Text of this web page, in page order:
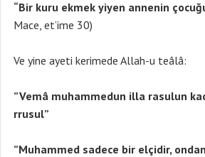
“Bir kuru ekmek yiyen annenin çocu
Mace, et’ime 30)
Ve yine ayeti kerimede Allah-u teâlâ:
”Vemâ muhammedun illa rasulun
rrusul”
”Muhammed sadece bir elçidir,